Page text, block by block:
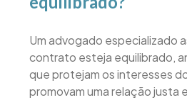
Um advogado especializado
contrato esteja equilibrado,
que protejam os interesses
promovam uma relação justa